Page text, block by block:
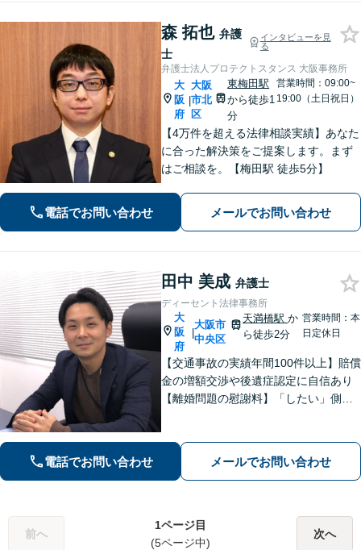
森 拓也 弁護
士
インタビューを見
る
弁護士法人プロテクトスタンス 大阪事務所
大
阪
府
|
大阪
市北
区
東梅田駅
から徒歩1
分
営業時間：09:00~
19:00（土日祝日）
【4万件を超える法律相談実績】あなた
に合った解決策をご提案します。まず
はご相談を。【梅田駅 徒歩5分】
電話でお問い合わせ メールでお問い合わせ
田中 美成 弁護士
ディーセント法律事務所
大
阪
府
|
大阪市
中央区
天満橋駅か
ら徒歩2分
営業時間：本
日定休日
【交通事故の実績年間100件以上】賠償
金の増額交渉や後遺症認定に自信あり
【離婚問題の慰謝料】「したい」側も
【初回面談無料】【子連れ相談可】刑
事事件も対応。
電話でお問い合わせ メールでお問い合わせ
前へ
1ページ目
(5ページ中)
次へ